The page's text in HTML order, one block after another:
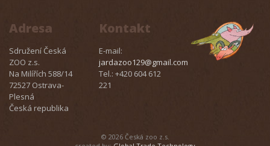
Adresa
Sdružení Česká
ZOO z.s.
Na Milířích 588/14
72527 Ostrava-
Plesná
Česká republika
Kontakt
E-mail:
jardazoo129@gmail.com
Tel.: +420 604 612
221
© 2026 Česká zoo z.s.